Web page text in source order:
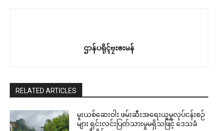
ဌာန်ပရိုၚ်ဗၠးၜးမန်
RELATED ARTICLES
မူးယစ်ဆေးဝါး ဖမ်းဆီးအရေးယူမှုလုပ်ငန်းစဉ်
များ ရှင်းလင်းပြတ်သားမှုမရှိသဖြင့် ဒေသခံ